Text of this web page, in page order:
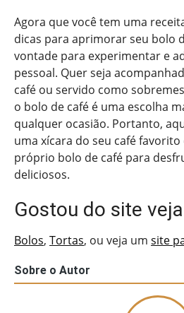
Agora que você tem uma
dicas para aprimorar seu bolo
vontade para experimentar e
pessoal. Quer seja
café ou servido como
o bolo de café é uma escolha
qualquer ocasião. Portanto,
uma xícara do seu café
próprio bolo de café para
deliciosos.
Gostou do site
Bolos, Tortas, ou veja um site
Sobre o Autor